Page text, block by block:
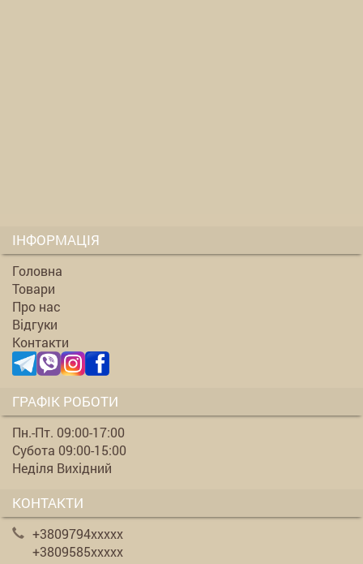
ІНФОРМАЦІЯ
Головна
Товари
Про нас
Відгуки
Контакти
ГРАФІК РОБОТИ
Пн.-Пт. 09:00-17:00
Субота 09:00-15:00
Неділя Вихідний
КОНТАКТИ
+3809794xxxxx
+3809585xxxxx